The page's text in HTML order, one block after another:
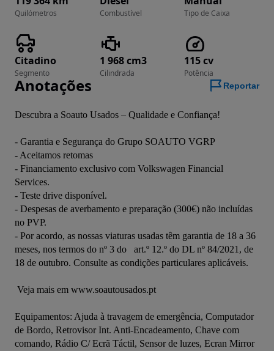
Quilómetros Combustível Tipo de Caixa
Citadino
Segmento
1 968 cm3
Cilindrada
115 cv
Potência
Anotações Reportar
Descubra a Soauto Usados – Qualidade e Confiança!
- Garantia e Segurança do Grupo SOAUTO VGRP
- Aceitamos retomas
- Financiamento exclusivo com Volkswagen Financial
Services.
- Teste drive disponível.
- Despesas de averbamento e preparação (300€) não incluídas
no PVP.
- Por acordo, as nossas viaturas usadas têm garantia de 18 a 36
meses, nos termos do nº 3 do   art.º 12.º do DL nº 84/2021, de
18 de outubro. Consulte as condições particulares aplicáveis.
Veja mais em www.soautousados.pt
Equipamentos: Ajuda à travagem de emergência, Computador
de Bordo, Retrovisor Int. Anti-Encadeamento, Chave com
comando, Rádio C/ Ecrã Táctil, Sensor de luzes, Ecran Mirror